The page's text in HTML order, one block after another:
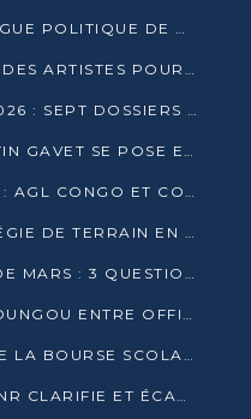
L’UPRN SE RETIRE DU DIALOGUE POLITIQUE DE DJAMBALA : TENSIONS DANS LE PRÉ-ÉLECTORAL CONGOLAIS
DAVE MAFOULA À L’ÉCOUTE DES ARTISTES POUR REDÉFINIR SA POLITIQUE CULTURELLE
PRÉSIDENTIELLE DE MARS 2026 : SEPT DOSSIERS DE CANDIDATURE ENREGISTRÉS À LA CLÔTURE DES DÉPÔTS
PRÉSIDENTIELLE 2026 : DESTIN GAVET SE POSE EN CANDIDAT DU « RAS-LE-BOL »
EMPLOYABILITÉ DES JEUNES : AGL CONGO ET CONGO TERMINAL S’ALLIENT À UCAC-ICAM
LE MJPU DÉPLOIE SA STRATÉGIE DE TERRAIN EN FAVEUR DE DSN
ÉLECTION PRÉSIDENTIELLE DE MARS : 3 QUESTIONS À UN EXPERT CONGOLAIS DE LA CYBERSÉCURITÉ
JOSEPH KIGNOUMBI KIA MBOUNGOU ENTRE OFFICIELLEMENT EN COURSE POUR LA PRÉSIDENTIELLE
ÉDUCATION : LA FCRM LANCE LA BOURSE SCOLAIRE FRANCINE-NTOUMI POUR PROMOUVOIR LES FILIÈRES SCIENTIFIQUES
PRÉSIDENTIELLE 2026 : LE CNR CLARIFIE ET ÉCARTE LA CANDIDATURE DU PASTEUR NTUMI